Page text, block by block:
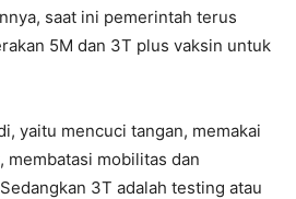
saat ini pemerintah terus
5M dan 3T plus vaksin untuk
yaitu mencuci tangan, memakai
membatasi mobilitas dan
3T adalah testing atau